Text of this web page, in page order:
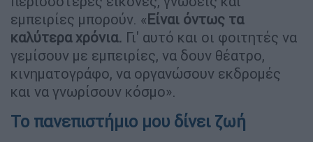
εμπειρίες μπορούν. « Είναι όντως τα
καλύτερα χρόνια. Γι' αυτό και οι φοιτητές να
γεμίσουν με εμπειρίες, να δουν θέατρο,
κινηματογράφο, να οργανώσουν εκδρομές
και να γνωρίσουν κόσμο».
Το πανεπιστήμιο μου δίνει ζωή